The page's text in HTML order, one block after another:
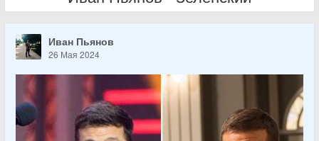
Иван Пьянов
26 Мая 2024